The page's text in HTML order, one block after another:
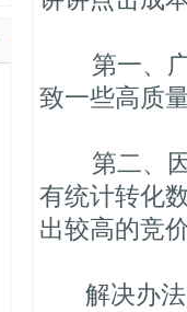
第一、广
致一些高质
第二、因
有统计转化
出较高的竞
解决办法